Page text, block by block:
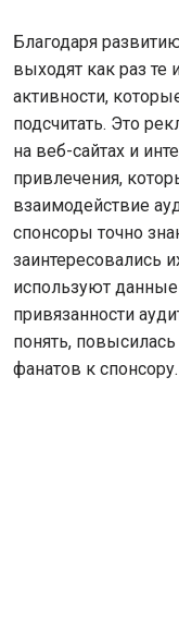
Благодаря
выходят как раз те
активности,
подсчитать. Это
на веб-сайтах и
привлечения,
взаимодействие
спонсоры точно
заинтересовались
используют
привязанности
понять,
фанатов к спонсору.